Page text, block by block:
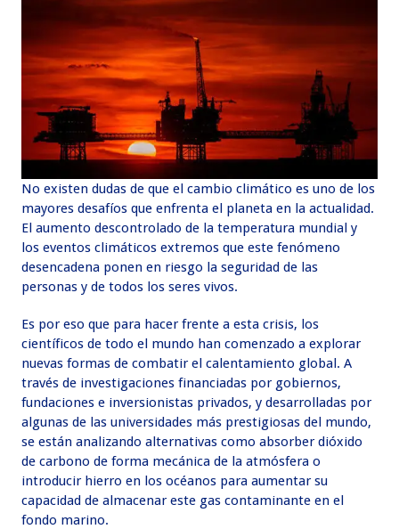
No existen dudas de que el cambio climático es uno de los
mayores desafíos que enfrenta el planeta en la actualidad.
El aumento descontrolado de la temperatura mundial y
los eventos climáticos extremos que este fenómeno
desencadena ponen en riesgo la seguridad de las
personas y de todos los seres vivos.
Es por eso que para hacer frente a esta crisis, los
científicos de todo el mundo han comenzado a explorar
nuevas formas de combatir el calentamiento global. A
través de investigaciones financiadas por gobiernos,
fundaciones e inversionistas privados, y desarrolladas por
algunas de las universidades más prestigiosas del mundo,
se están analizando alternativas como absorber dióxido
de carbono de forma mecánica de la atmósfera o
introducir hierro en los océanos para aumentar su
capacidad de almacenar este gas contaminante en el
fondo marino.